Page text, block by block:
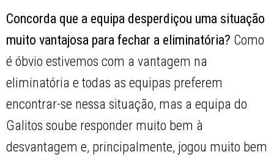
Concorda que a equipa desperdiçou uma situação
muito vantajosa para fechar a eliminatória? Como
é óbvio estivemos com a vantagem na
eliminatória e todas as equipas preferem
encontrar-se nessa situação, mas a equipa do
Galitos soube responder muito bem à
desvantagem e, principalmente, jogou muito bem